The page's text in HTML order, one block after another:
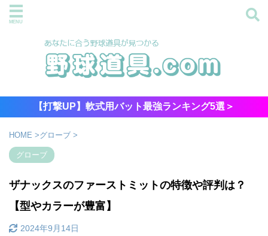
【打撃UP】軟式用バット最強ランキング5選＞
HOME >グローブ >
グローブ
ザナックスのファーストミットの特徴や評判は？
【型やカラーが豊富】
2024年9月14日